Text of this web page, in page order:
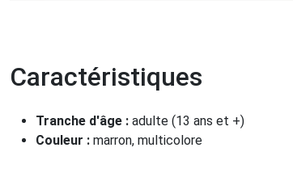
Caractéristiques
Tranche d'âge : adulte (13 ans et +)
Couleur : marron, multicolore